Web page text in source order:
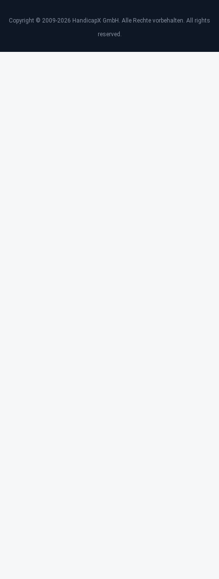
Copyright © 2009-2026 HandicapX GmbH. Alle Rechte vorbehalten. All rights
reserved.